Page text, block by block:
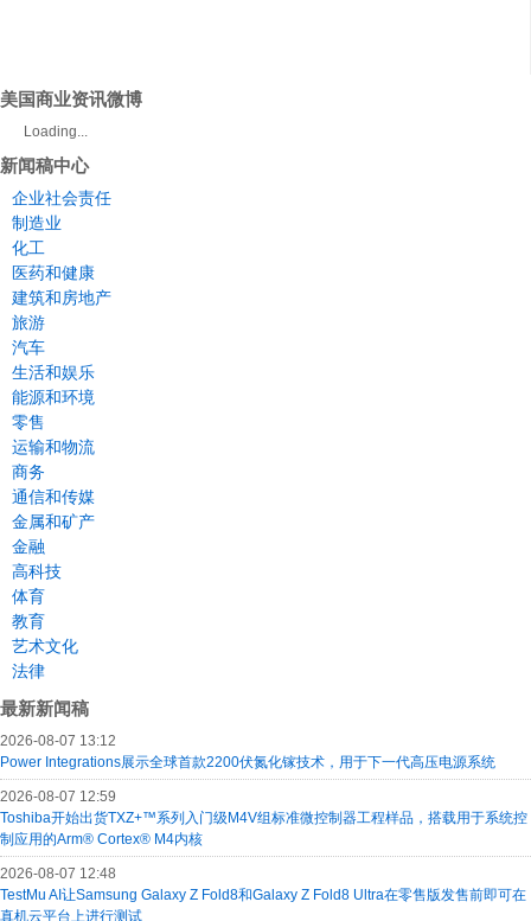
美国商业资讯微博
Loading...
新闻稿中心
企业社会责任
制造业
化工
医药和健康
建筑和房地产
旅游
汽车
生活和娱乐
能源和环境
零售
运输和物流
商务
通信和传媒
金属和矿产
金融
高科技
体育
教育
艺术文化
法律
最新新闻稿
2026-08-07 13:12
Power Integrations展示全球首款2200伏氮化镓技术，用于下一代高压电源系统
2026-08-07 12:59
Toshiba开始出货TXZ+™系列入门级M4V组标准微控制器工程样品，搭载用于系统控
制应用的Arm® Cortex® M4内核
2026-08-07 12:48
TestMu AI让Samsung Galaxy Z Fold8和Galaxy Z Fold8 Ultra在零售版发售前即可在
真机云平台上进行测试